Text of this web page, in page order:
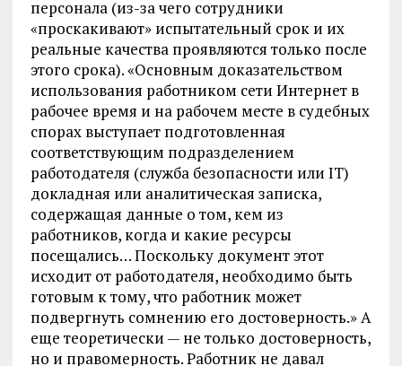
персонала (из-за чего сотрудники
«проскакивают» испытательный срок и их
реальные качества проявляются только после
этого срока). «Основным доказательством
использования работником сети Интернет в
рабочее время и на рабочем месте в судебных
спорах выступает подготовленная
соответствующим подразделением
работодателя (служба безопасности или IT)
докладная или аналитическая записка,
содержащая данные о том, кем из
работников, когда и какие ресурсы
посещались… Поскольку документ этот
исходит от работодателя, необходимо быть
готовым к тому, что работник может
подвергнуть сомнению его достоверность.» А
еще теоретически — не только достоверность,
но и правомерность. Работник не давал